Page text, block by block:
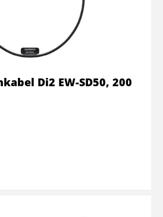
Di2 EW-SD50, 200